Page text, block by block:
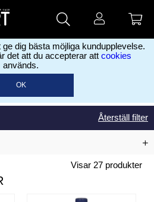
dig bästa möjliga kundupplevelse.
det att du accepterar att cookies
används.
OK
behandlingar
Återställ filter
Visar 27 produkter